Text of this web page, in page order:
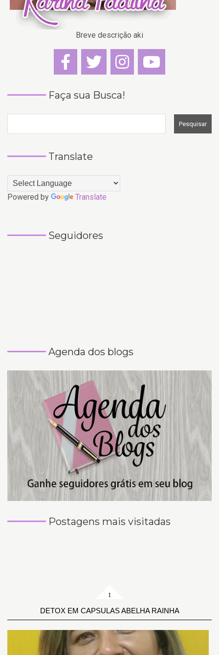
Breve descrição aki
Faça sua Busca!
Translate
Powered by Translate
Seguidores
Agenda dos blogs
Postagens mais visitadas
DETOX EM CAPSULAS ABELHA RAINHA